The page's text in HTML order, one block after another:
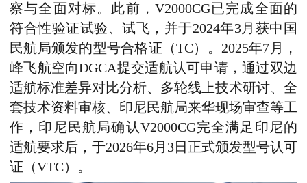
察与全面对标。此前，V2000CG已完成全面的
符合性验证试验、试飞，并于2024年3月获中国
民航局颁发的型号合格证（TC）。2025年7月，
峰飞航空向DGCA提交适航认可申请，通过双边
适航标准差异对比分析、多轮线上技术研讨、全
套技术资料审核、印尼民航局来华现场审查等工
作，印尼民航局确认V2000CG完全满足印尼的
适航要求后，于2026年6月3日正式颁发型号认可
证（VTC）。